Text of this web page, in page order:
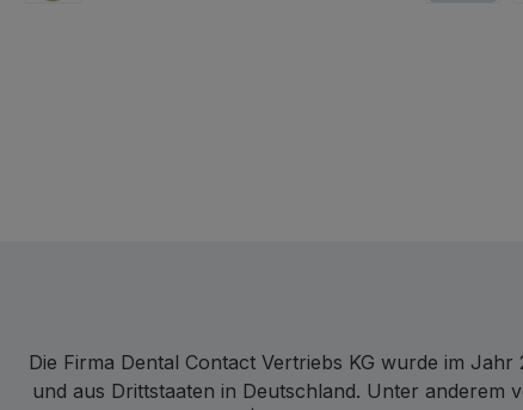
Die Firma Dental Contact Vertriebs KG wurde im
und aus Drittstaaten in Deutschland. Unter anderem